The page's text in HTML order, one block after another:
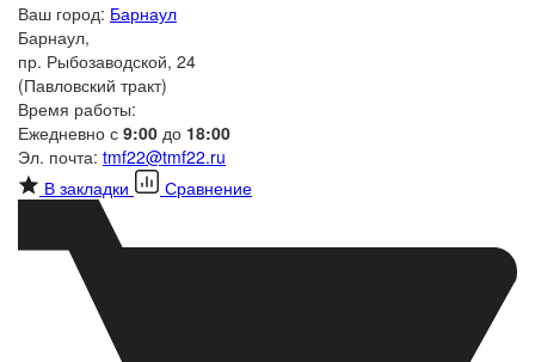
Ваш город: Барнаул
Барнаул,
пр. Рыбозаводской, 24
(Павловский тракт)
Время работы:
Ежедневно с 9:00 до 18:00
Эл. почта: tmf22@tmf22.ru
В закладки
Сравнение